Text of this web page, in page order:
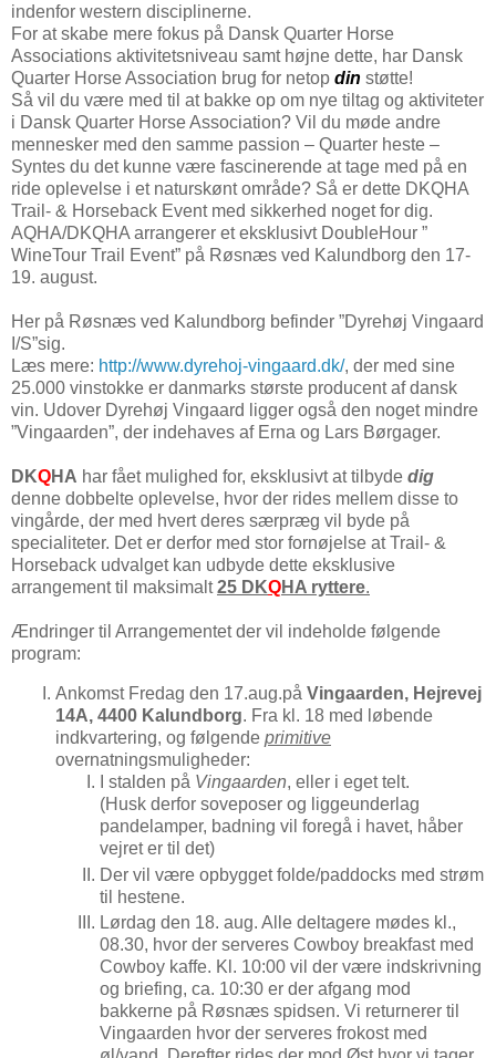
indenfor western disciplinerne.
For at skabe mere fokus på Dansk Quarter Horse
Associations aktivitetsniveau samt højne dette, har Dansk
Quarter Horse Association brug for netop din støtte!
Så vil du være med til at bakke op om nye tiltag og aktiviteter
i Dansk Quarter Horse Association? Vil du møde andre
mennesker med den samme passion – Quarter heste –
Syntes du det kunne være fascinerende at tage med på en
ride oplevelse i et naturskønt område? Så er dette DKQHA
Trail- & Horseback Event med sikkerhed noget for dig.
AQHA/DKQHA arrangerer et eksklusivt DoubleHour ”
WineTour Trail Event” på Røsnæs ved Kalundborg den 17-
19. august.
Her på Røsnæs ved Kalundborg befinder ”Dyrehøj Vingaard
I/S”sig.
Læs mere: http://www.dyrehoj-vingaard.dk/, der med sine
25.000 vinstokke er danmarks største producent af dansk
vin. Udover Dyrehøj Vingaard ligger også den noget mindre
”Vingaarden”, der indehaves af Erna og Lars Børgager.
DKQHA har fået mulighed for, eksklusivt at tilbyde dig
denne dobbelte oplevelse, hvor der rides mellem disse to
vingårde, der med hvert deres særpræg vil byde på
specialiteter. Det er derfor med stor fornøjelse at Trail- &
Horseback udvalget kan udbyde dette eksklusive
arrangement til maksimalt25 DKQHA ryttere.
Ændringer til Arrangementet der vil indeholde følgende
program:
Ankomst Fredag den 17.aug.på Vingaarden, Hejrevej
14A, 4400 Kalundborg. Fra kl. 18 med løbende
indkvartering, og følgende primitive
overnatningsmuligheder:
I stalden på Vingaarden, eller i eget telt.
(Husk derfor soveposer og liggeunderlag
pandelamper, badning vil foregå i havet, håber
vejret er til det)
Der vil være opbygget folde/paddocks med strøm
til hestene.
Lørdag den 18. aug. Alle deltagere mødes kl.,
08.30, hvor der serveres Cowboy breakfast med
Cowboy kaffe. Kl. 10:00 vil der være indskrivning
og briefing, ca. 10:30 er der afgang mod
bakkerne på Røsnæs spidsen. Vi returnerer til
Vingaarden hvor der serveres frokost med